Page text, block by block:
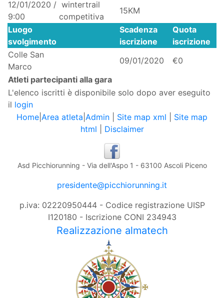
12/01/2020 /
9:00
wintertrail
competitiva
15KM
Luogo
svolgimento
Scadenza
iscrizione
Quota
iscrizione
Colle San
Marco
09/01/2020
€0
Atleti partecipanti alla gara
L'elenco iscritti è disponibile solo dopo aver eseguito
il login
Home Area atleta Admin Site map xml
Site map
html
Disclaimer
Asd Picchiorunning - Via dell'Aspo 1 - 63100 Ascoli Piceno
presidente@picchiorunning.it
p.iva: 02220950444 - Codice registrazione UISP
I120180 - Iscrizione CONI 234943
Realizzazione almatech